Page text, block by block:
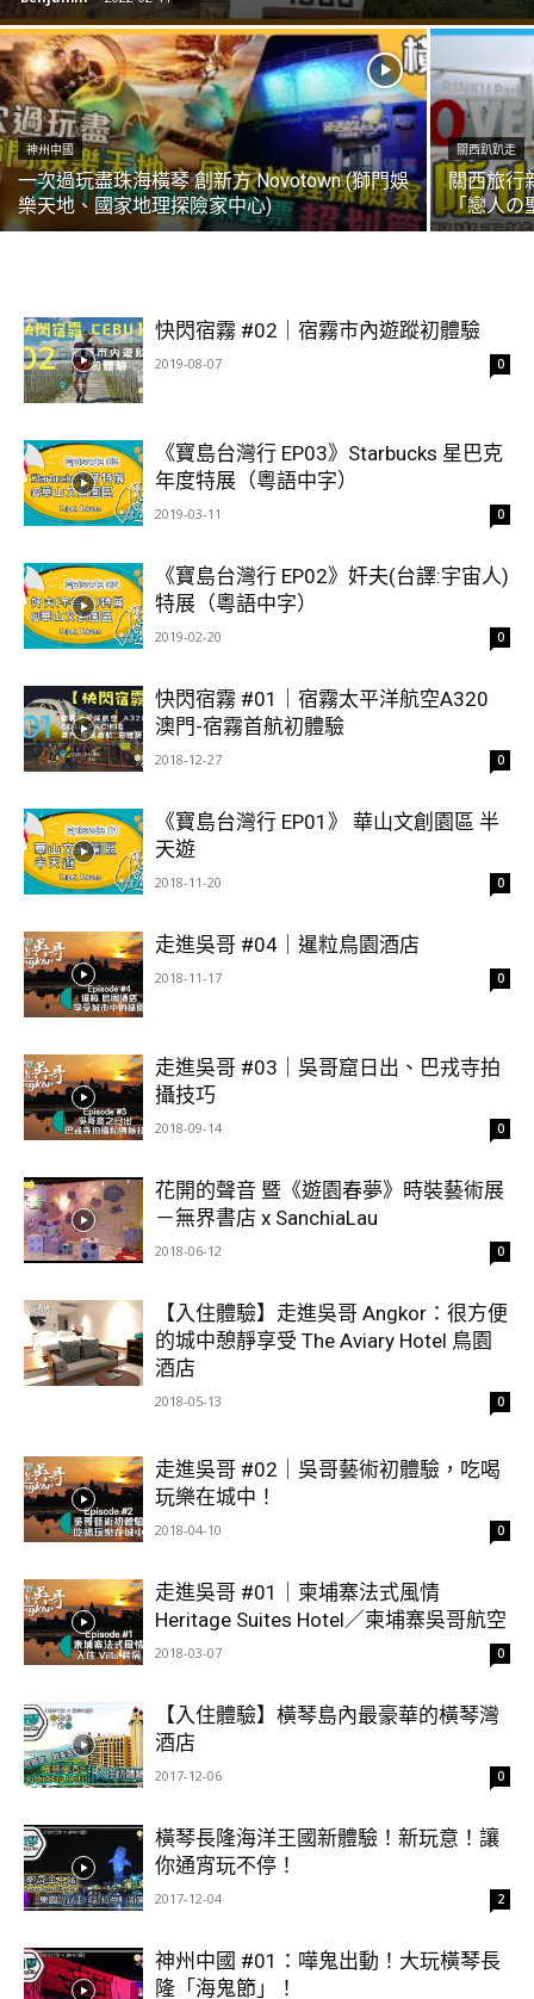
神州中國
一次過玩盡珠海橫琴 創新方 Novotown (獅門娛
樂天地、國家地理探險家中心)
關西趴趴走
關西旅行
「戀人の
快閃宿霧 #02｜宿霧市內遊蹤初體驗
2019-08-07 0
《寶島台灣行 EP03》Starbucks 星巴克
年度特展（粵語中字）
2019-03-11 0
《寶島台灣行 EP02》奸夫(台譯:宇宙人)
特展（粵語中字）
2019-02-20 0
快閃宿霧 #01｜宿霧太平洋航空A320
澳門-宿霧首航初體驗
2018-12-27 0
《寶島台灣行 EP01》 華山文創園區 半
天遊
2018-11-20 0
走進吳哥 #04｜暹粒鳥園酒店
2018-11-17 0
走進吳哥 #03｜吳哥窟日出、巴戎寺拍
攝技巧
2018-09-14 0
花開的聲音 暨《遊園春夢》時裝藝術展
－無界書店 x SanchiaLau
2018-06-12 0
【入住體驗】走進吳哥 Angkor：很方便
的城中憩靜享受 The Aviary Hotel 鳥園
酒店
2018-05-13 0
走進吳哥 #02｜吳哥藝術初體驗，吃喝
玩樂在城中！
2018-04-10 0
走進吳哥 #01｜柬埔寨法式風情
Heritage Suites Hotel／柬埔寨吳哥航空
2018-03-07 0
【入住體驗】橫琴島內最豪華的橫琴灣
酒店
2017-12-06 0
橫琴長隆海洋王國新體驗！新玩意！讓
你通宵玩不停！
2017-12-04 2
神州中國 #01：嘩鬼出動！大玩橫琴長
隆「海鬼節」！